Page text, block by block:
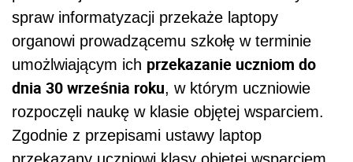
rozporządzających w okresie 5 lat od dnia
przyjęcia laptopa na własność przez rodzica
ucznia. Jeżeli rodzice odmówią przyjęcia
laptopa na własność, wówczas właścicielem
laptopa staje się organ prowadzący szkołę,
który przekazuje uczniowi laptop na podstawie